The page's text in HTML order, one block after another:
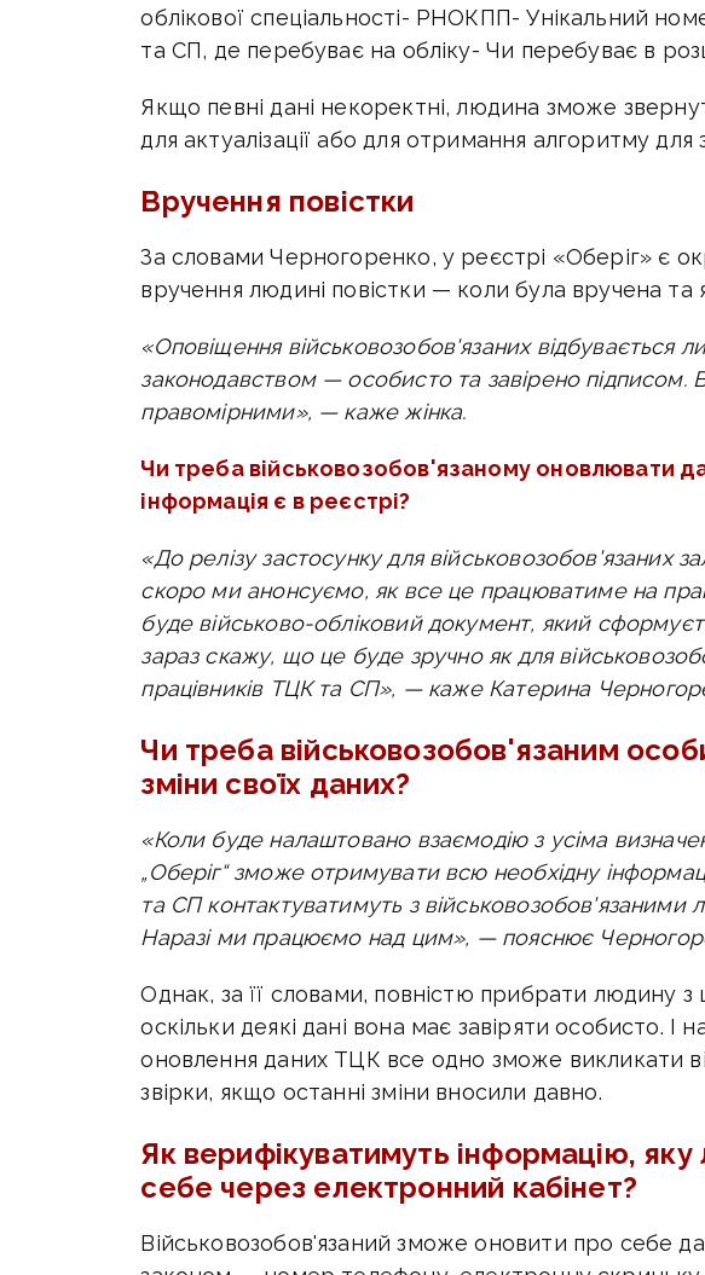
облікової спеціальності- РНОКПП- Унікальний
та СП, де перебуває на обліку- Чи перебуває в
Якщо певні дані некоректні, людина зможе
для актуалізації або для отримання алгоритму для
Вручення повістки
За словамиЧерногоренко, у реєстрі «Оберіг» є
вручення людині повістки — коли була вручена та
«Оповіщення військовозобов'язаних відбувається
законодавством — особисто та завірено підписом.
правомірними», — каже жінка.
Чи треба військовозобов'язаному оновлювати
інформація є в реєстрі?
«До релізу застосунку для військовозобов'язаних
скоро ми анонсуємо, як все це працюватиме на
буде військово-обліковий документ, який
зараз скажу, що це буде зручно як для
працівників ТЦК та СП», — каже Катерина
Чи треба військовозобов'язаним
зміни своїх даних?
«Коли буде налаштовано взаємодію з усіма
„Оберіг“ зможе отримувати всю необхідну
та СП контактуватимуть з військовозобов'язаними
Наразі ми працюємо над цим», — пояснює
Однак, за її словами, повністю прибрати людину
оскільки деякі дані вона має завіряти особисто. І
оновлення даних ТЦК все одно зможе викликати
звірки, якщо останні зміни вносили давно.
Як верифікуватимуть інформацію,
себе через електронний кабінет?
Військовозобов'язаний зможе оновити про себе